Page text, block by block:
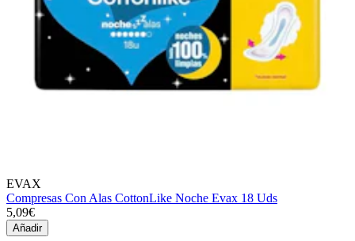
EVAX
Compresas Con Alas CottonLike Noche Evax 18 Uds
5,09€
Añadir